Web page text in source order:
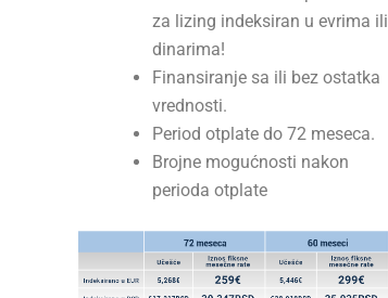
za lizing indeksiran u evrima ili
dinarima!
Finansiranje sa ili bez ostatka
vrednosti.
Period otplate do 72 meseca.
Brojne mogućnosti nakon
perioda otplate